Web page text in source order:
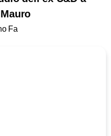
Fa